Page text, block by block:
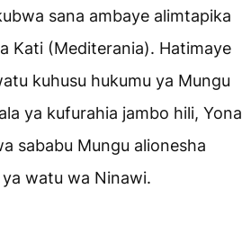
sana ambaye alimtapika
Kati (Mediterania). Hatimaye
kuhusu hukumu ya Mungu
ya kufurahia jambo hili, Yona
sababu Mungu alionesha
watu wa Ninawi.